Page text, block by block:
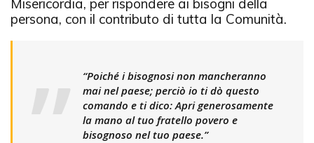
Misericordia, per rispondere ai bisogni della
persona, con il contributo di tutta la Comunità.
“Poiché i bisognosi non mancheranno
mai nel paese; perciò io ti dò questo
comando e ti dico: Apri generosamente
la mano al tuo fratello povero e
bisognoso nel tuo paese.”